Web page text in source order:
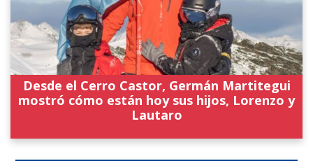
Desde el Cerro Castor, Germán Martitegui
mostró cómo están hoy sus hijos, Lorenzo y
Lautaro